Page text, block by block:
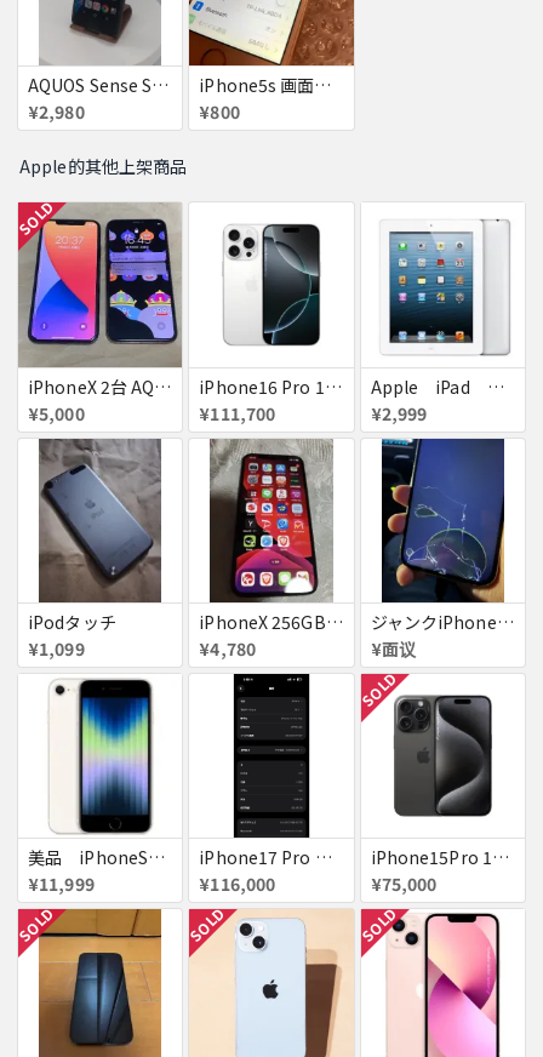
AQUOS Sense SH-01K 若干訳アリ
¥2,980
iPhone5s 画面焼付
¥800
Apple的其他上架商品
SOLD
iPhoneX 2台 AQUOSsense5g ジャンク品
¥5,000
iPhone16 Pro 128GB ホワイトチタニウム docomo 送料無料
¥111,700
Apple iPad ミニ
¥2,999
iPodタッチ
¥1,099
iPhoneX 256GB ▲softbank ジャンク スペースグレイ A1902 送料無料
¥4,780
ジャンクiPhone13ProMax 128GB ドコモ
¥面议
美品 iPhoneSE２ ｉＯＳ１８
¥11,999
iPhone17 Pro Max 256GB 画面割れ
¥116,000
SOLD
iPhone15Pro 128GB ブラックチタニウム au
¥75,000
SOLD SOLD SOLD